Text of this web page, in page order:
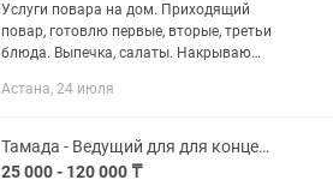
Услуги повара на дом. Приходящий
повар, готовлю первые, вторые, третьи
блюда. Выпечка, салаты. Накрываю
Принимаю заказы на любые
Комплексные...
Астана, 24 июля
Тамада - Ведущий для для концертных программ и семейных праздников
25 000 - 120 000 ₸